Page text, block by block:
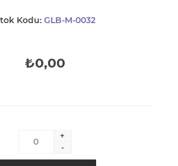
Kodu: GLB-M-0032
₺0,00
+
-